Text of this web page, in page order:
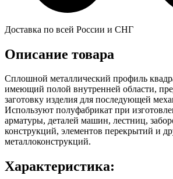
Доставка по всей России и СНГ
Описание товара
Сплошной металлический профиль
имеющий полой внутренней области,
заготовку изделия для последующей
Используют полуфабрикат при
арматуры, деталей машин, лестниц,
конструкций, элементов перекрытий и
металлоконструкций.
Характеристика: